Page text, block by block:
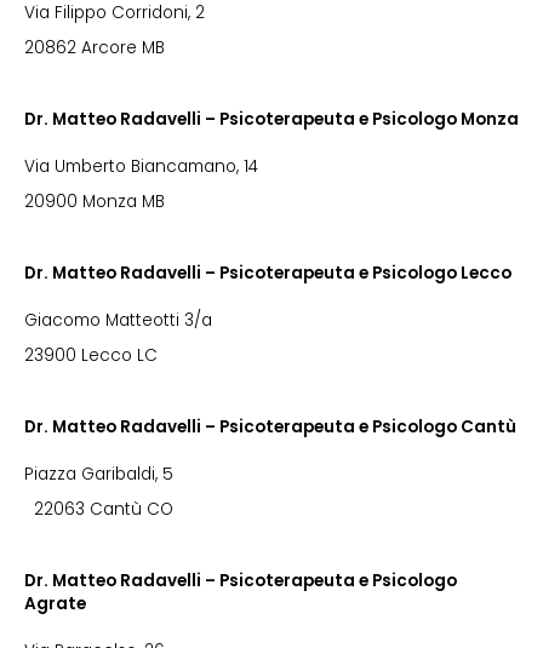
Via Filippo Corridoni, 2
20862 Arcore MB
Dr. Matteo Radavelli – Psicoterapeuta e Psicologo Monza
Via Umberto Biancamano, 14
20900 Monza MB
Dr. Matteo Radavelli – Psicoterapeuta e Psicologo Lecco
Giacomo Matteotti 3/a
23900 Lecco LC
Dr. Matteo Radavelli – Psicoterapeuta e Psicologo Cantù
Piazza Garibaldi, 5
22063 Cantù CO
Dr. Matteo Radavelli – Psicoterapeuta e Psicologo
Agrate